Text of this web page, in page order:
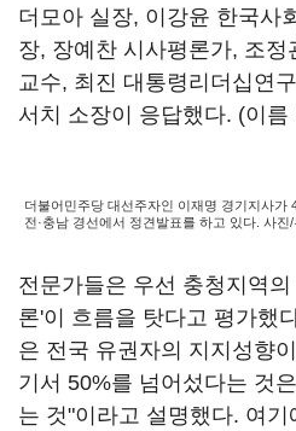
더모아 실장, 이강윤 한국사
장, 장예찬 시사평론가, 조
교수, 최진 대통령리더십연
서치 소장이 응답했다. (이름
더불어민주당 대선주자인 이재명 경기지사가
전·충남 경선에서 정견발표를 하고 있다. 사진/
전문가들은 우선 충청지역의
론'이 흐름을 탓다고 평가했
은 전국 유권자의 지지성향
기서 50%를 넘어섰다는 것
는 것"이라고 설명했다. 여기